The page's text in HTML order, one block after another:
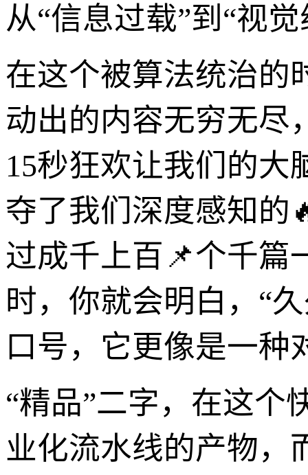
从“信息过载”到“视
在这个被算法统治的
动出的内容无穷无尽
15秒狂欢让我们的大
夺了我们深度感知的
过成千上百📌个千篇
时，你就会明白，“
口号，它更像是一种
“精品”二字，在这个
业化流水线的产物，